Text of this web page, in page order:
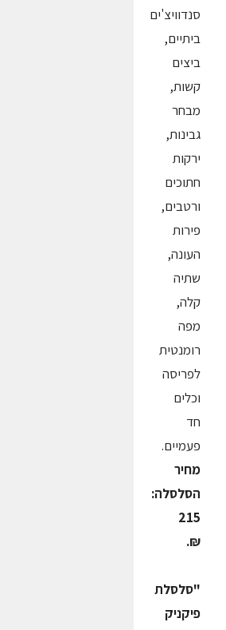
סנדוויצ'ים
ביתיים,
ביצים
קשות,
מבחר
גבינות,
ירקות
חתוכים
ורטבים,
פירות
העונה,
שתיה
קלה,
מפה
רומנטית
לפריסה
וכלים
חד
פעמיים.
מחיר
הסלסלה:
215
₪.
"סלסלת
פיקניק